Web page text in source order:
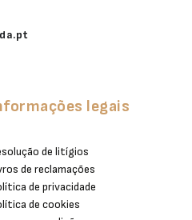
legais
de litígios
de reclamações
de privacidade
de cookies